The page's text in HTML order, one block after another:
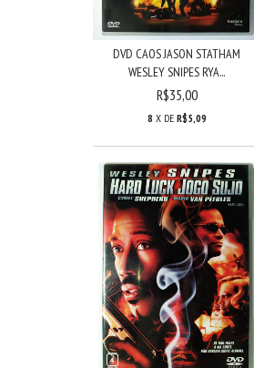
DVD CAOS JASON STATHAM
WESLEY SNIPES RYA...
R$35,00
8 X DE R$5,09